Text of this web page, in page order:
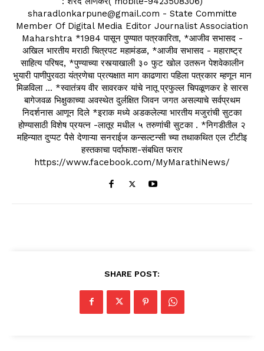
sharadlonkarpune@gmail.com - State Committe
Member Of Digital Media Editor Journalist Association
Maharshtra *1984 पासून पुण्यात पत्रकारिता, *आजीव सभासद -
अखिल भारतीय मराठी चित्रपट महामंडळ, *आजीव सभासद - महाराष्ट्र
साहित्य परिषद, *पुण्याच्या रस्त्याखाली ३० फुट खोल उतरून पेशवेकालीन
भुयारी पाणीपुरवठा यंत्रणेचा प्रत्यक्षात माग काढणारा पहिला पत्रकार म्हणून मान
मिळविला ... *स्वातंत्र्य वीर सावरकर यांचे नातू प्रफुल्ल चिपळूणकर हे सारस
बागेजवळ भिक्षुकाच्या अवस्थेत दुर्लक्षित जिवन जगत असल्याचे सर्वप्रथम
निदर्शनास आणून दिले *इराक मध्ये अडकलेल्या भारतीय मजुरांची सुटका
होण्यासाठी विशेष प्रयत्न -लातूर मधील ५ तरुणांची सुटका . *निगडीतील २
महिन्यात दुप्पट पैसे देणाऱ्या सनराईज कन्सल्टन्सी च्या तथाकथित एल टीटीइ
हस्तकाचा पर्दाफाश-संबधित फरार
https://www.facebook.com/MyMarathiNews/
SHARE POST: